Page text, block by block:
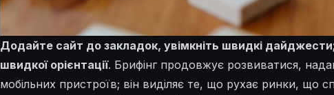
Додайте сайт до закладок, увімкніть швидкі
швидкої орієнтації. Брифінг продовжує розвиватися,
мобільних пристроїв; він виділяє те, що рухає ринки, що